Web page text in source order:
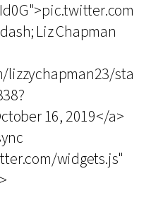
Liz Chapman
sta
16, 2019</a>
widgets.js"